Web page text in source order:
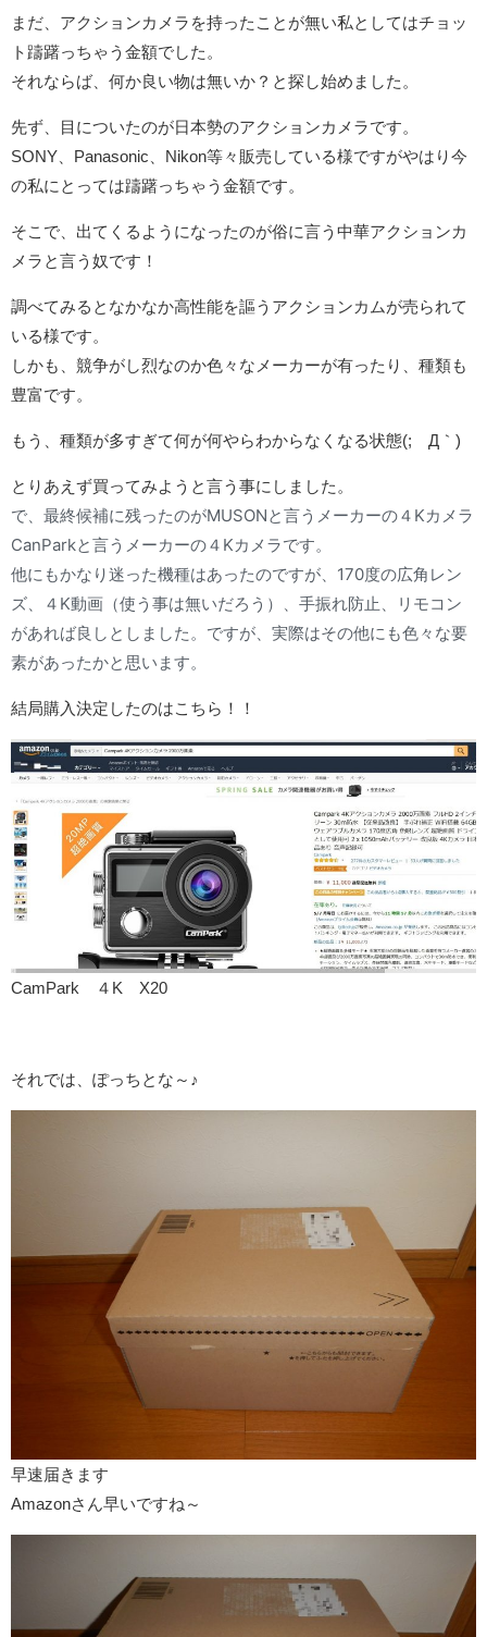
まだ、アクションカメラを持ったことが無い私としてはチョッ
ト躊躇っちゃう金額でした。
それならば、何か良い物は無いか？と探し始めました。
先ず、目についたのが日本勢のアクションカメラです。
SONY、Panasonic、Nikon等々販売している様ですがやはり今
の私にとっては躊躇っちゃう金額です。
そこで、出てくるようになったのが俗に言う中華アクションカ
メラと言う奴です！
調べてみるとなかなか高性能を謳うアクションカムが売られて
いる様です。
しかも、競争がし烈なのか色々なメーカーが有ったり、種類も
豊富です。
もう、種類が多すぎて何が何やらわからなくなる状態(;´Д｀)
とりあえず買ってみようと言う事にしました。
で、最終候補に残ったのがMUSONと言うメーカーの４Kカメラ
CanParkと言うメーカーの４Kカメラです。
他にもかなり迷った機種はあったのですが、170度の広角レン
ズ、４K動画（使う事は無いだろう）、手振れ防止、リモコン
があれば良しとしました。ですが、実際はその他にも色々な要
素があったかと思います。
結局購入決定したのはこちら！！
CamPark ４K X20
それでは、ぽっちとな～♪
早速届きます
Amazonさん早いですね～